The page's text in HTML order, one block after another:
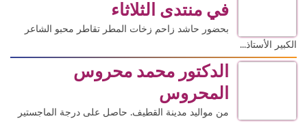
في منتدى الثلاثاء
بحضور حاشد زاحم زخات المطر تقاطر محبو الشاعر
الكبير الأستاذ...
الدكتور محمد محروس
المحروس
من مواليد مدينة القطيف. حاصل على درجة الماجستير